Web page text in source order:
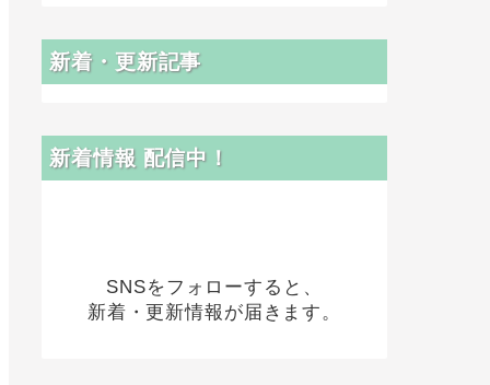
新着・更新記事
新着情報 配信中！
SNSをフォローすると、
新着・更新情報が届きます。